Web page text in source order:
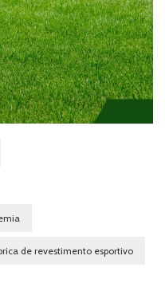
de revestimento esportivo